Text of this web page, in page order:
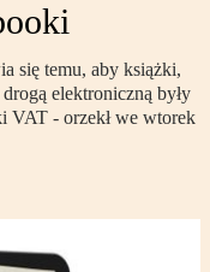
się temu, aby książki,
elektroniczną były
VAT - orzekł we wtorek